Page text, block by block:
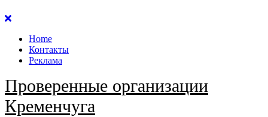
Перейти
содержанию
Home
Контакты
Реклама
Проверенные организации
Кременчуга